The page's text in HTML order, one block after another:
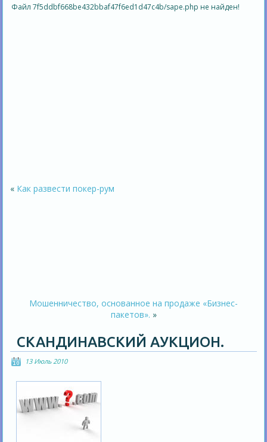
Файл 7f5ddbf668be432bbaf47f6ed1d47c4b/sape.php не найден!
« Как развести покер-рум
Мошенничество, основанное на продаже «Бизнес-
пакетов». »
СКАНДИНАВСКИЙ АУКЦИОН.
13 Июль 2010